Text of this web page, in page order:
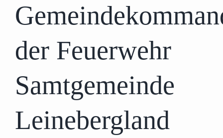
der Feuerwehr
Samtgemeinde
Leinebergland